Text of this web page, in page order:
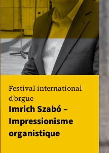
Festival international
d’orgue
Imrich Szabó –
Impressionisme
organistique